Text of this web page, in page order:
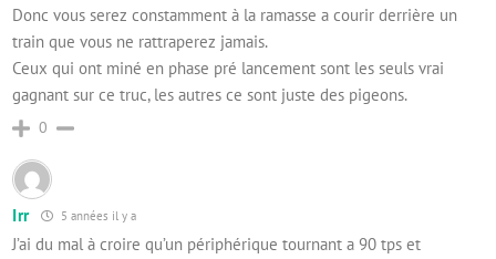
Donc vous serez constamment à la ramasse a courir derrière un
train que vous ne rattraperez jamais.
Ceux qui ont miné en phase pré lancement sont les seuls vrai
gagnant sur ce truc, les autres ce sont juste des pigeons.
0
Irr 5 années il y a
J’ai du mal à croire qu’un périphérique tournant a 90 tps et